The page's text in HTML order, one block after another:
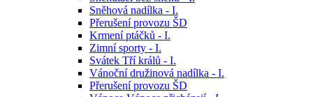
Sněhová nadílka - I.
Přerušení provozu ŠD
Krmení ptáčků - I.
Zimní sporty - I.
Svátek Tří králů - I.
Vánoční družinová nadílka - I.
Přerušení provozu ŠD